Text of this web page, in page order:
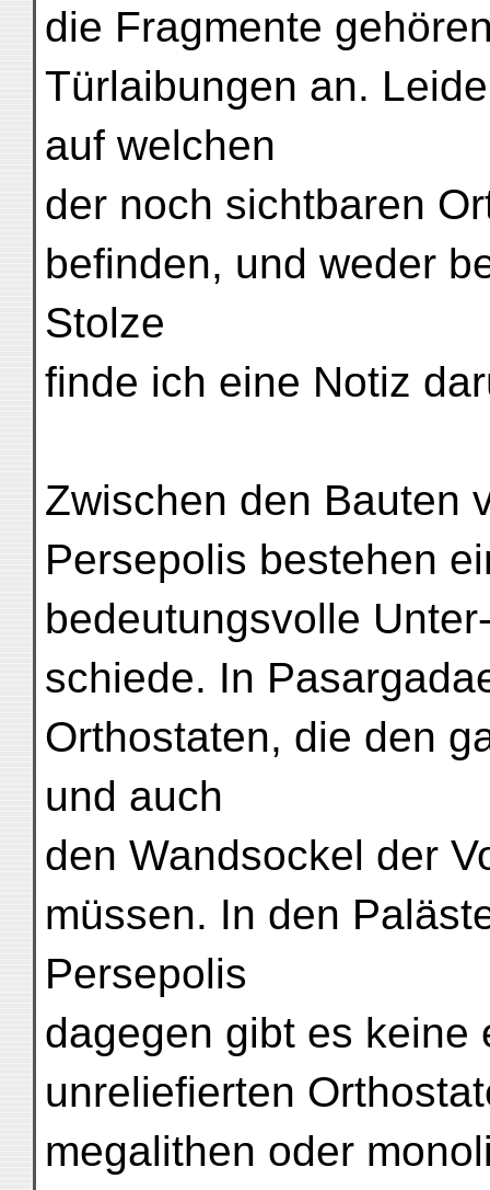
die Fragmente
Türlaibungen an.
auf welchen
der noch sichtbaren
befinden, und weder
Stolze
finde ich eine Notiz
Zwischen den Bauten
Persepolis bestehen
bedeutungsvolle
schiede. In
Orthostaten, die den
und auch
den Wandsockel der
müssen. In den
Persepolis
dagegen gibt es keine
unreliefierten
megalithen oder